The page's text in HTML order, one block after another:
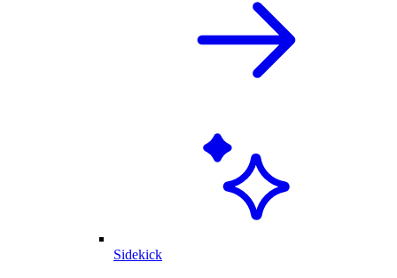
Sidekick